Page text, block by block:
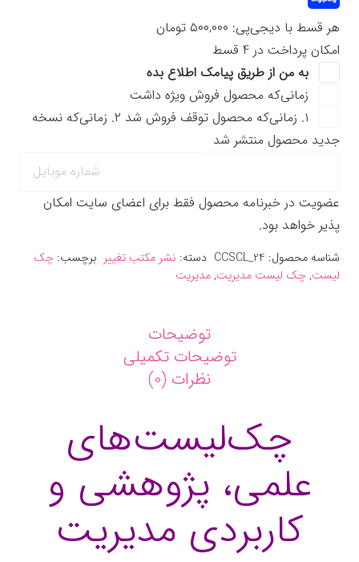
عدد
هر قسط با دیجی‌پی: ۵۰۰,۰۰۰ تومان
امکان پرداخت در 4 قسط
به من از طریق پیامک اطلاع بده
زمانی‌که محصول فروش ویژه داشت
۱. زمانی‌که محصول توقف فروش شد ۲. زمانی‌که نسخه
جدید محصول منتشر شد
عضویت در خبرنامه محصول فقط برای اعضای سایت امکان
پذیر خواهد بود.
شناسه محصول: CCSCL_24 دسته: نشر مکتب تغییر برچسب: چک
لیست, چک لیست مدیریت,مدیریت
توضیحات
توضیحات تکمیلی
نظرات (0)
چک‌لیست‌های
علمی، پژوهشی و
کاربردی مدیریت